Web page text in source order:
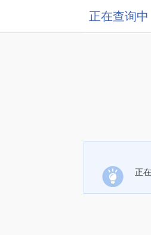
正在查询中
正